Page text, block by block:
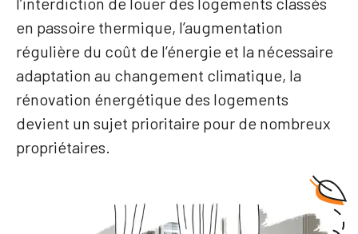
en passoire thermique, l’augmentation
régulière du coût de l’énergie et la nécessaire
adaptation au changement climatique, la
rénovation énergétique des logements
devient un sujet prioritaire pour de nombreux
propriétaires.